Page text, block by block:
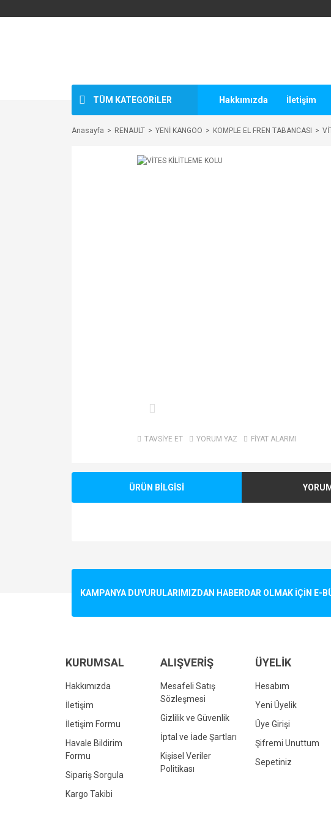
TÜM KATEGORİLER Hakkımızda İletişim
Anasayfa RENAULT YENİ KANGOO KOMPLE EL FREN TABANCASI
TAVSİYE ET YORUM YAZ FİYAT ALARMI
ÜRÜN BİLGİSİ
Ürün resmi kalitesiz, bozuk veya görüntülenemiyor.
Bu ürüne benzer farklı alternatifler olmalı.
KAMPANYA DUYURULARIMIZDAN HABERDAR OLMAK İÇİN E-
KURUMSAL
Hakkımızda
İletişim
İletişim Formu
Havale Bildirim
Formu
Sipariş Sorgula
Kargo Takibi
ALIŞVERİŞ
Mesafeli Satış
Sözleşmesi
Gizlilik ve Güvenlik
İptal ve İade Şartları
Kişisel Veriler
Politikası
ÜYELİK
Hesabım
Yeni Üyelik
Üye Girişi
Şifremi Unuttum
Sepetiniz